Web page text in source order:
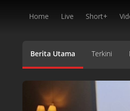
Home Live Short+
Berita Utama Terkini